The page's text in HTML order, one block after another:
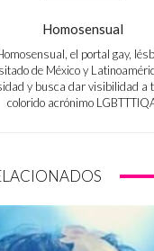
Homosensual
el portal gay,
de México y
y busca dar visibilidad a
colorido acrónimo